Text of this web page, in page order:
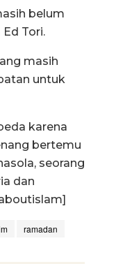
belum
Tori.
masih
untuk
karena
bertemu
seorang
dan
ramadan